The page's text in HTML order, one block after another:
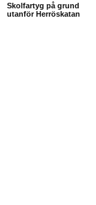
Skolfartyg på grund
utanför Herröskatan